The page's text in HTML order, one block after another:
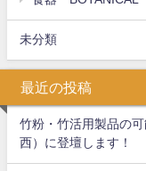
未分類
最近の投稿
竹粉・竹活用製品の
西）に登壇します！